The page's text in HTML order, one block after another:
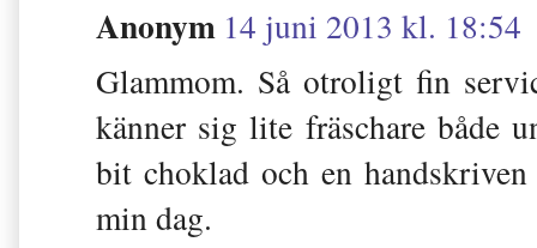
Anonym 14 juni 2013 kl. 18:54
Glammom. Så otroligt fin
känner sig lite fräschare både
bit choklad och en
min dag.